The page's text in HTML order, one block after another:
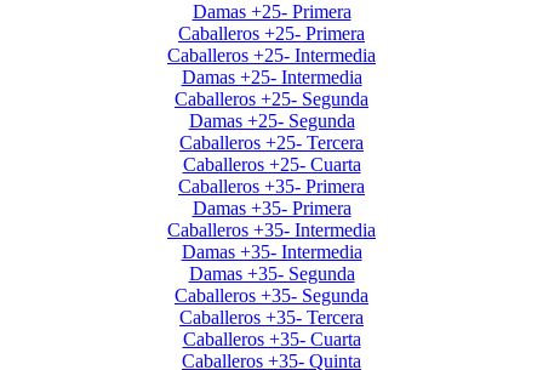
Damas +25- Primera
Caballeros +25- Primera
Caballeros +25- Intermedia
Damas +25- Intermedia
Caballeros +25- Segunda
Damas +25- Segunda
Caballeros +25- Tercera
Caballeros +25- Cuarta
Caballeros +35- Primera
Damas +35- Primera
Caballeros +35- Intermedia
Damas +35- Intermedia
Damas +35- Segunda
Caballeros +35- Segunda
Caballeros +35- Tercera
Caballeros +35- Cuarta
Caballeros +35- Quinta